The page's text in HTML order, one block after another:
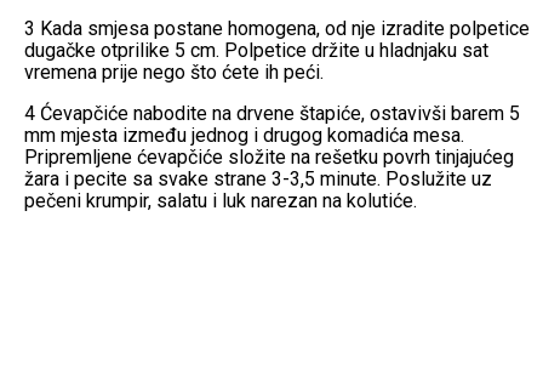
3 Kada smjesa postane homogena, od nje izradite polpetice
dugačke otprilike 5 cm. Polpetice držite u hladnjaku sat
vremena prije nego što ćete ih peći.
4 Ćevapčiće nabodite na drvene štapiće, ostavivši barem 5
mm mjesta između jednog i drugog komadića mesa.
Pripremljene ćevapčiće složite na rešetku povrh tinjajućeg
žara i pecite sa svake strane 3-3,5 minute. Poslužite uz
pečeni krumpir, salatu i luk narezan na kolutiće.